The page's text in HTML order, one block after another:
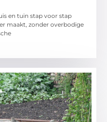
en tuin stap voor stap
maakt, zonder overbodige